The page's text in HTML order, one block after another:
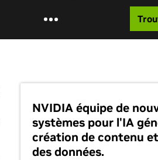
NVIDIA équipe de
systèmes pour l'IA
création de contenu
des données.